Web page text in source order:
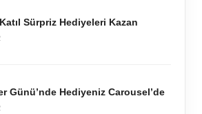
Sürpriz Hediyeleri Kazan
Günü’nde Hediyeniz Carousel’de